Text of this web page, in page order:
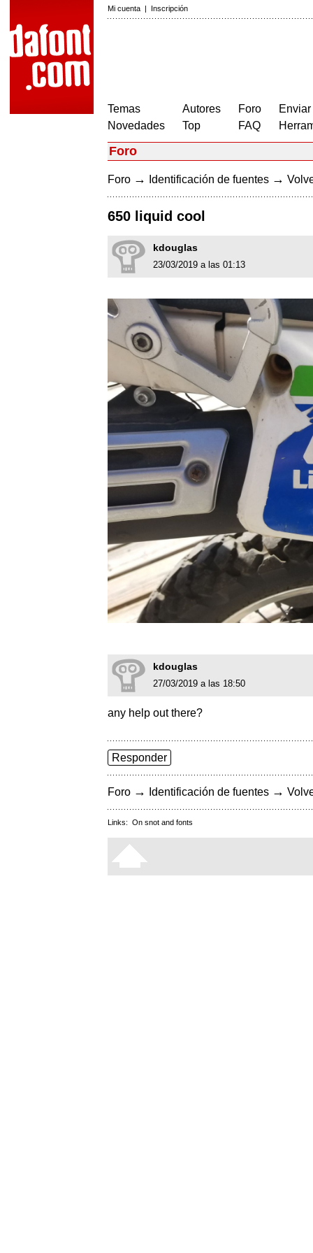
Mi cuenta | Inscripción
Temas
Novedades
Autores
Top
Foro
FAQ
Foro
Foro → Identificación de fuentes →
650 liquid cool
kdouglas
23/03/2019 a las 01:13
kdouglas
27/03/2019 a las 18:50
any help out there?
Responder
Foro → Identificación de fuentes →
Links: On snot and fonts